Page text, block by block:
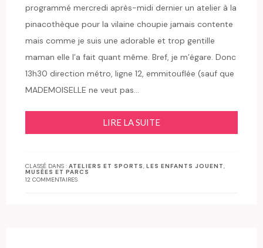
programmé mercredi après-midi dernier un atelier à la
pinacothèque pour la vilaine choupie jamais contente
mais comme je suis une adorable et trop gentille
maman elle l’a fait quant même. Bref, je m’égare. Donc
13h30 direction métro, ligne 12, emmitouflée (sauf que
MADEMOISELLE ne veut pas…
LIRE LA SUITE
CLASSÉ DANS :ATELIERS ET SPORTS,LES ENFANTS JOUENT,
MUSÉES ET PARCS
12 COMMENTAIRES